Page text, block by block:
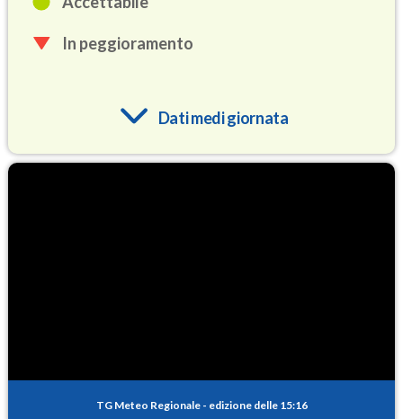
In peggioramento
Dati medi giornata
TG Meteo Regionale - edizione delle 15:16